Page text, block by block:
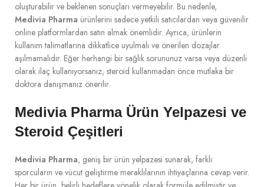
oluşturabilir ve beklenen sonuçları vermeyebilir. Bu nedenle,
Medivia Pharma ürünlerini sadece yetkili satıcılardan veya güvenilir
online platformlardan satın almak önemlidir. Ayrıca, ürünlerin
kullanım talimatlarına dikkatlice uyulmalı ve önerilen dozajlar
aşılmamalıdır. Eğer herhangi bir sağlık sorununuz varsa veya düzenli
olarak ilaç kullanıyorsanız, steroid kullanmadan önce mutlaka bir
doktora danışmanız önerilir.
Medivia Pharma Ürün Yelpazesi ve
Steroid Çeşitleri
Medivia Pharma, geniş bir ürün yelpazesi sunarak, farklı
sporcuların ve vücut geliştirme meraklılarının ihtiyaçlarına cevap verir.